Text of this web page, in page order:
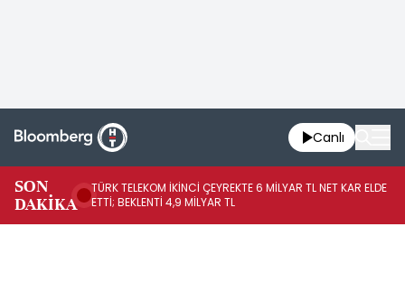
Canlı
SON
DAKİKA
TÜRK TELEKOM İKİNCİ ÇEYREKTE 6 MİLYAR TL NET KAR ELDE
ETTİ; BEKLENTİ 4,9 MİLYAR TL